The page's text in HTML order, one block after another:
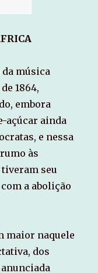
música
1864,
embora
açúcar ainda
e nessa
às
seu
com a abolição
maior naquele
dos